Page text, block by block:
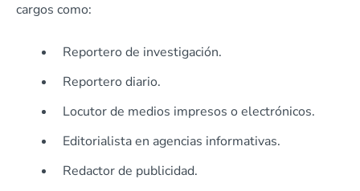
cargos como:
Reportero de investigación.
Reportero diario.
Locutor de medios impresos o electrónicos.
Editorialista en agencias informativas.
Redactor de publicidad.